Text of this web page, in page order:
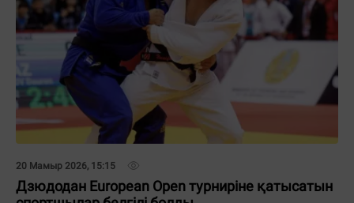
20 Мамыр 2026, 15:15
Дзюдодан European Open турниріне қатысатын